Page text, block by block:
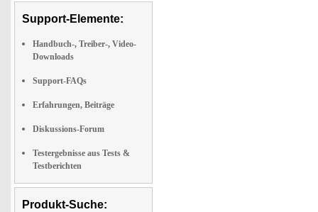
Support-Elemente:
Handbuch-, Treiber-, Video-
Downloads
Support-FAQs
Erfahrungen, Beiträge
Diskussions-Forum
Testergebnisse aus Tests &
Testberichten
Produkt-Suche: